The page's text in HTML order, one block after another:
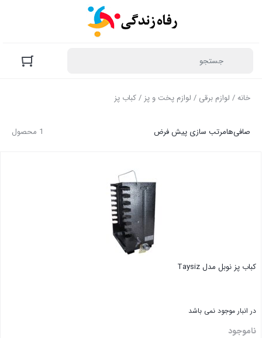
خانه/ لوازم برقی / لوازم پخت و پز / کباب پز
1 محصول صافی‌هامرتب سازی پیش فرض
کباب پز نوبل مدل Taysiz
در انبار موجود نمی باشد
ناموجود